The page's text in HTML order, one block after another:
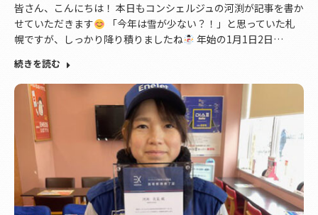
皆さん、こんにちは！ 本日もコンシェルジュの河渕が記事を書か
せていただきます
「今年は雪が少ない？！」と思っていた札
幌ですが、しっかり降り積りましたね
年始の1月1日2日…
続きを読む